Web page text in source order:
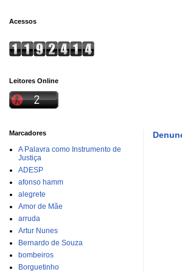
Acessos
Leitores Online
Marcadores
A Palavra como Instrumento de
Justiça
ADESP
afonso hamm
alegrete
Amor de Mãe
arruda
Artur Nunes
Bernardo de Souza
bombeiros
Borguetinho